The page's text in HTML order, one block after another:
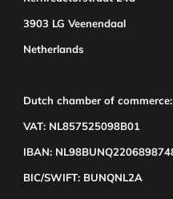
3903 LG Veenendaal
Netherlands
Dutch chamber of
VAT: NL857525098B01
IBAN:
BIC/SWIFT: BUNQNL2A